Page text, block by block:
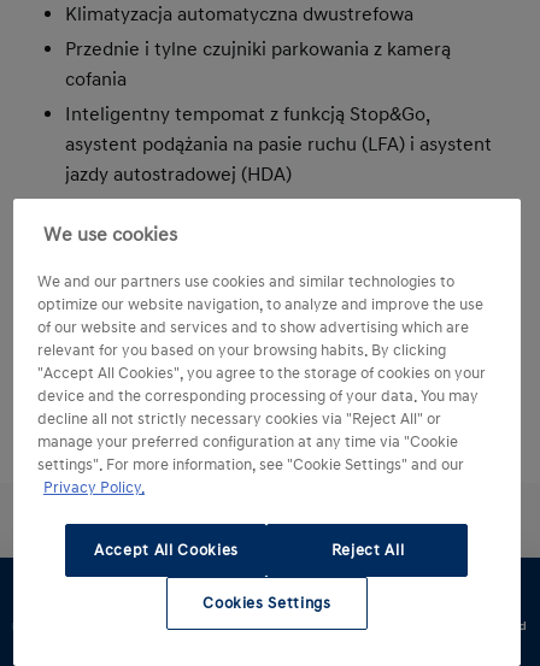
Konfigurator
Jazda
Zapytaj o
Znajdź
Dostępne od
Klimatyzacja automatyczna dwustrefowa
Przednie i tylne czujniki parkowania z kamerą
cofania
Inteligentny tempomat z funkcją Stop&Go,
asystent podążania na pasie ruchu (LFA) i asystent
jazdy autostradowej (HDA)
Bezkluczykowy dostęp
Wybierz. Przetestuj. Jedź.
We use cookies
We and our partners use cookies and similar technologies to
optimize our website navigation, to analyze and improve the use
of our website and services and to show advertising which are
relevant for you based on your browsing habits. By clicking
"Accept All Cookies", you agree to the storage of cookies on your
device and the corresponding processing of your data. You may
decline all not strictly necessary cookies via "Reject All" or
manage your preferred configuration at any time via "Cookie
settings". For more information, see "Cookie Settings" and our
Privacy Policy.
Accept All Cookies Reject All
Cookies Settings